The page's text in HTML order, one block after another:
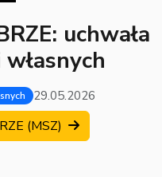
uchwała
29.05.2026
(MSZ)